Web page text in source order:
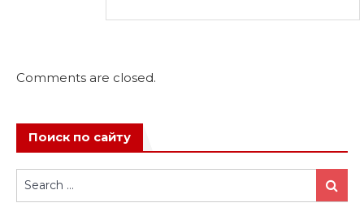
Comments are closed.
Поиск по сайту
for:
Search